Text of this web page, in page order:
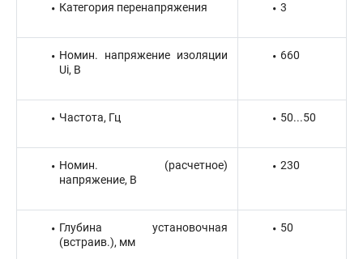
Категория перенапряжения 3
Номин. напряжение изоляции
Ui, В
660
Частота, Гц 50...50
Номин. (расчетное)
напряжение, В
230
Глубина установочная
(встраив.), мм
50